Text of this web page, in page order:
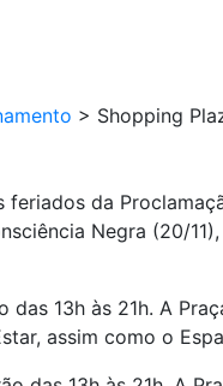
> Shopping
da
Negra (20/
13h às 21h. A
assim como o